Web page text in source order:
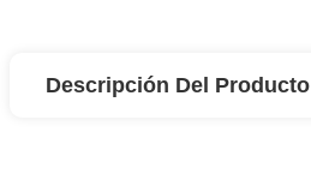
Descripción Del Producto